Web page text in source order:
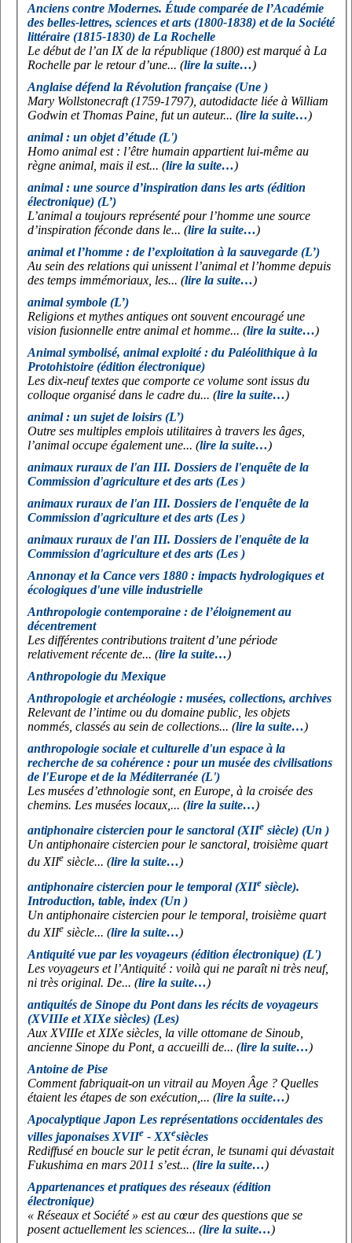
Anciens contre Modernes. Étude comparée de l’Académie
des belles-lettres, sciences et arts (1800-1838) et de la Société
littéraire (1815-1830) de La Rochelle
Le début de l’an IX de la république (1800) est marqué à La
Rochelle par le retour d’une... (lire la suite…)
Anglaise défend la Révolution française (Une )
Mary Wollstonecraft (1759-1797), autodidacte liée à William
Godwin et Thomas Paine, fut un auteur... (lire la suite…)
animal : un objet d’étude (L')
Homo animal est: l’être humain appartient lui-même au
règne animal, mais il est... (lire la suite…)
animal : une source d’inspiration dans les arts (édition
électronique) (L’)
L’animal a toujours représenté pour l’homme une source
d’inspiration féconde dans le... (lire la suite…)
animal et l’homme : de l’exploitation à la sauvegarde (L’)
Au sein des relations qui unissent l’animal et l’homme depuis
des temps immémoriaux, les... (lire la suite…)
animal symbole (L’)
Religions et mythes antiques ont souvent encouragé une
vision fusionnelle entre animal et homme... (lire la suite…)
Animal symbolisé, animal exploité : du Paléolithique à la
Protohistoire (édition électronique)
Les dix-neuf textes que comporte ce volume sont issus du
colloque organisé dans le cadre du... (lire la suite…)
animal : un sujet de loisirs (L’)
Outre ses multiples emplois utilitaires à travers les âges,
l’animal occupe également une... (lire la suite…)
animaux ruraux de l'an III. Dossiers de l'enquête de la
Commission d'agriculture et des arts (Les )
animaux ruraux de l'an III. Dossiers de l'enquête de la
Commission d'agriculture et des arts (Les )
animaux ruraux de l'an III. Dossiers de l'enquête de la
Commission d'agriculture et des arts (Les )
Annonay et la Cance vers 1880 : impacts hydrologiques et
écologiques d'une ville industrielle
Anthropologie contemporaine : de l’éloignement au
décentrement
Les différentes contributions traitent d’une période
relativement récente de... (lire la suite…)
Anthropologie du Mexique
Anthropologie et archéologie : musées, collections, archives
Relevant de l’intime ou du domaine public, les objets
nommés, classés au sein de collections... (lire la suite…)
anthropologie sociale et culturelle d'un espace à la
recherche de sa cohérence : pour un musée des civilisations
de l'Europe et de la Méditerranée (L')
Les musées d’ethnologie sont, en Europe, à la croisée des
chemins. Les musées locaux,... (lire la suite…)
antiphonaire cistercien pour le sanctoral (XIIe siècle) (Un )
Un antiphonaire cistercien pour le sanctoral, troisième quart
du XIIe siècle... (lire la suite…)
antiphonaire cistercien pour le temporal (XIIe siècle).
Introduction, table, index (Un )
Un antiphonaire cistercien pour le temporal, troisième quart
du XIIe siècle... (lire la suite…)
Antiquité vue par les voyageurs (édition électronique) (L')
Les voyageurs et l’Antiquité : voilà qui ne paraît ni très neuf,
ni très original. De... (lire la suite…)
antiquités de Sinope du Pont dans les récits de voyageurs
(XVIIIe et XIXe siècles) (Les)
Aux XVIIIe et XIXe siècles, la ville ottomane de Sinoub,
ancienne Sinope du Pont, a accueilli de... (lire la suite…)
Antoine de Pise
Comment fabriquait-on un vitrail au Moyen Âge ? Quelles
étaient les étapes de son exécution,... (lire la suite…)
Apocalyptique Japon Les représentations occidentales des
villes japonaises XVIIe - XXesiècles
Rediffusé en boucle sur le petit écran, le tsunami qui dévastait
Fukushima en mars 2011 s’est... (lire la suite…)
Appartenances et pratiques des réseaux (édition
électronique)
« Réseaux et Société » est au cœur des questions que se
posent actuellement les sciences... (lire la suite…)